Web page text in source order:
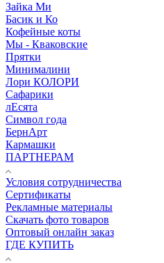
Зайка Ми
Басик и Ко
Кофейные коты
Мы - Кваковские
Прятки
Минималини
Лори КОЛОРИ
Сафарики
лЕсята
Символ года
БернАрт
Кармашки
ПАРТНЕРАМ
Условия сотрудничества
Сертификаты
Рекламные материалы
Скачать фото товаров
Оптовый онлайн заказ
ГДЕ КУПИТЬ